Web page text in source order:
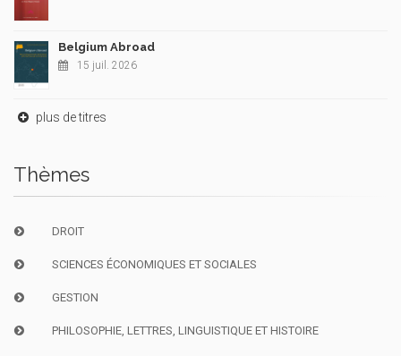
Belgium Abroad
15 juil. 2026
plus de titres
Thèmes
DROIT
SCIENCES ÉCONOMIQUES ET SOCIALES
GESTION
PHILOSOPHIE, LETTRES, LINGUISTIQUE ET HISTOIRE